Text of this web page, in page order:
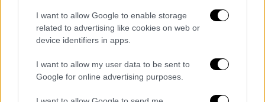
I want to allow Google to enable storage
related to advertising like cookies on web or
device identifiers in apps.
I want to allow my user data to be sent to
Google for online advertising purposes.
Είναι όμως εξοργιστικό, και ταυτόχρονα
βαθιά υποκριτικό, να μας εγκαλεί ο
Το κόμμα που διαχρονικά «καμαρώνει» για
τον «αψύ Κρητικό» των αλλεπάλληλων